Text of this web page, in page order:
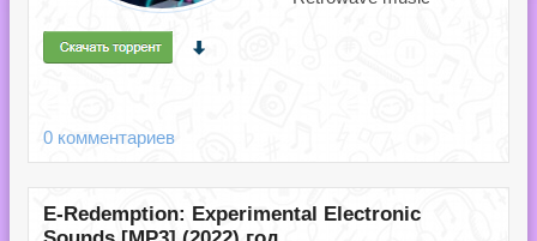
0 комментариев
E-Redemption: Experimental Electronic